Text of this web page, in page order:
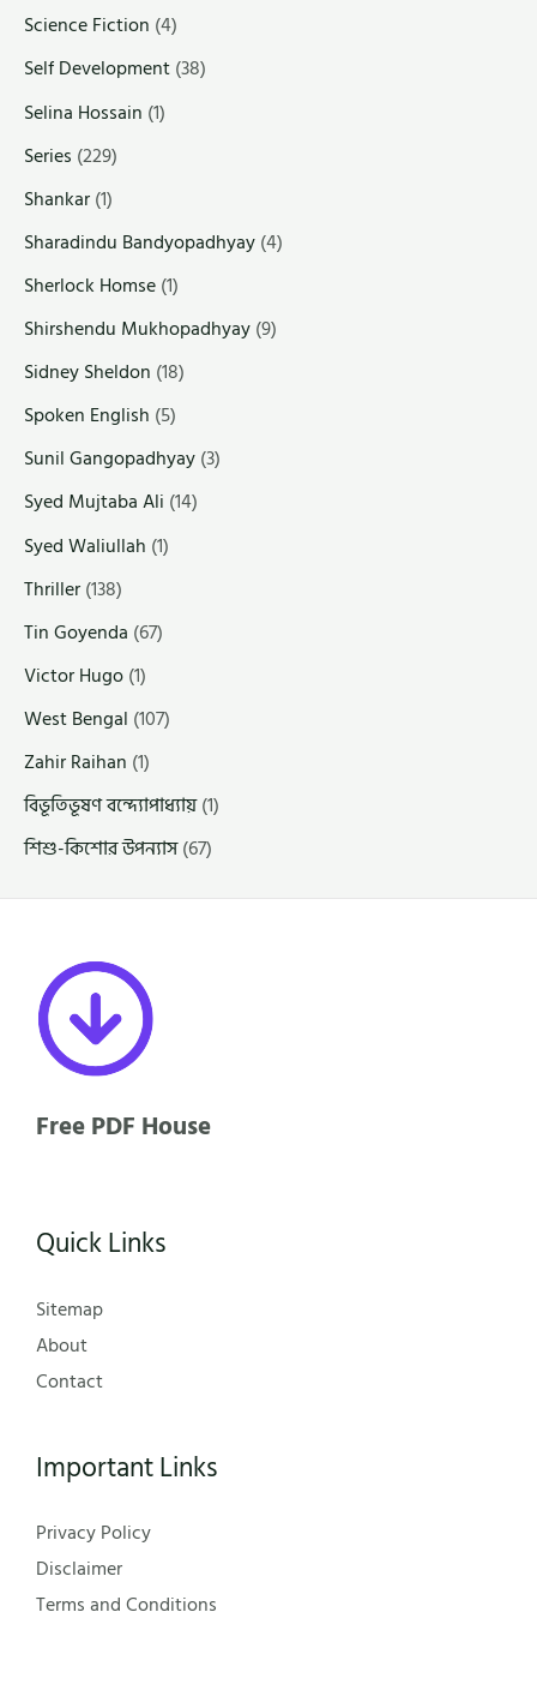
Science Fiction (4)
Self Development(38)
Selina Hossain (1)
Series (229)
Shankar(1)
Sharadindu Bandyopadhyay(4)
Sherlock Homse(1)
Shirshendu Mukhopadhyay(9)
Sidney Sheldon (18)
Spoken English (5)
Sunil Gangopadhyay(3)
Syed Mujtaba Ali (14)
Syed Waliullah (1)
Thriller(138)
Tin Goyenda (67)
Victor Hugo(1)
West Bengal (107)
Zahir Raihan (1)
বিভূতিভূষণ বন্দ্যোপাধ্যায়(1)
শিশু-কিশোর উপন্যাস(67)
Free PDF House
Quick Links
Sitemap
About
Contact
Important Links
Privacy Policy
Disclaimer
Terms and Conditions